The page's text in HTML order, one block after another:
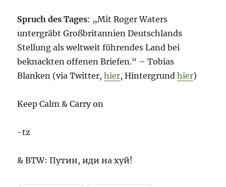
Spruch des Tages: „Mit Roger Waters
untergräbt Großbritannien Deutschlands
Stellung als weltweit führendes Land bei
beknackten offenen Briefen.“ – Tobias
Blanken (via Twitter,hier, Hintergrundhier)
Keep Calm & Carry on
-tz
& BTW: Путин, иди на хуй!